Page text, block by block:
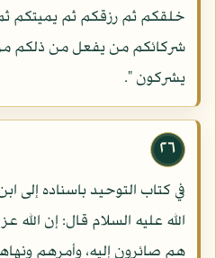
خلقكم ثم رزقكم ثم يميتكم
شركائكم من يفعل من ذلكم
يشركون ".
٢٦
في كتاب التوحيد باسناده إلى
الله عليه السلام قال: إن
هم صائرون إليه، وأمرهم